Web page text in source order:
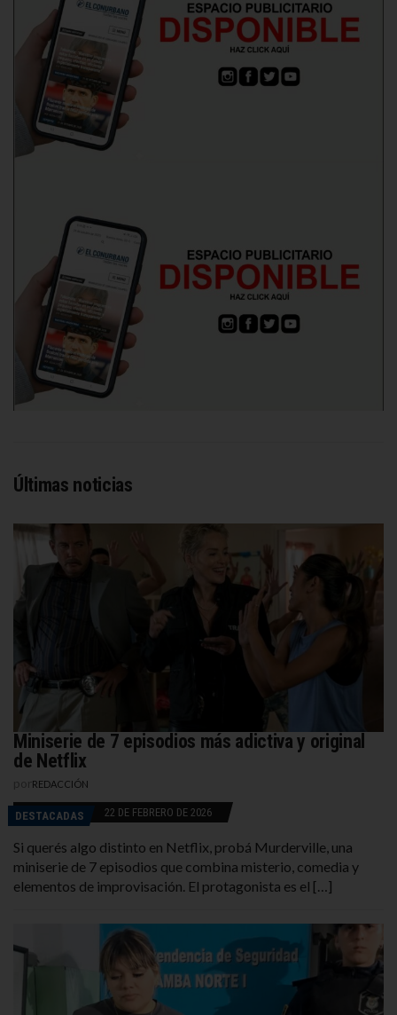
Últimas noticias
Miniserie de 7 episodios más adictiva y original
de Netflix
REDACCIÓN
DESTACADAS 22 DE FEBRERO DE 2026
Si querés algo distinto en Netflix, probá Murderville, una
miniserie de 7 episodios que combina misterio, comedia y
elementos de improvisación. El protagonista es el […]